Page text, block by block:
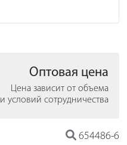
Оптовая цена
Цена зависит от объема
и условий сотрудничества
654486-6